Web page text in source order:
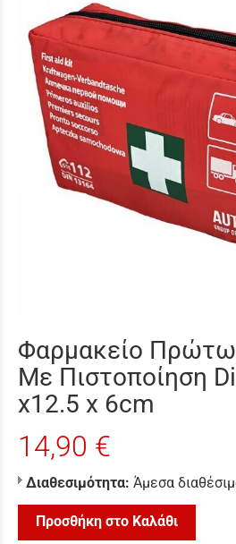
Φαρμακείο
Με Πιστοποίηση
x12.5 x 6cm
14,90 €
Διαθεσιμότητα: Άμεσα
Προσθήκη στο Καλάθι